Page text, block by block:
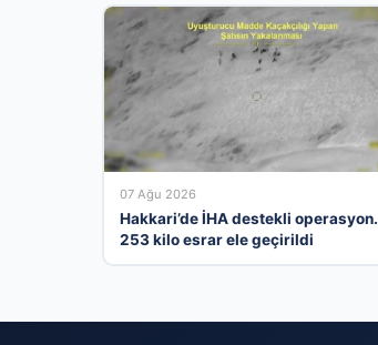
07 Ağu 2026
Hakkari’de İHA destekli operasyon.
253 kilo esrar ele geçirildi